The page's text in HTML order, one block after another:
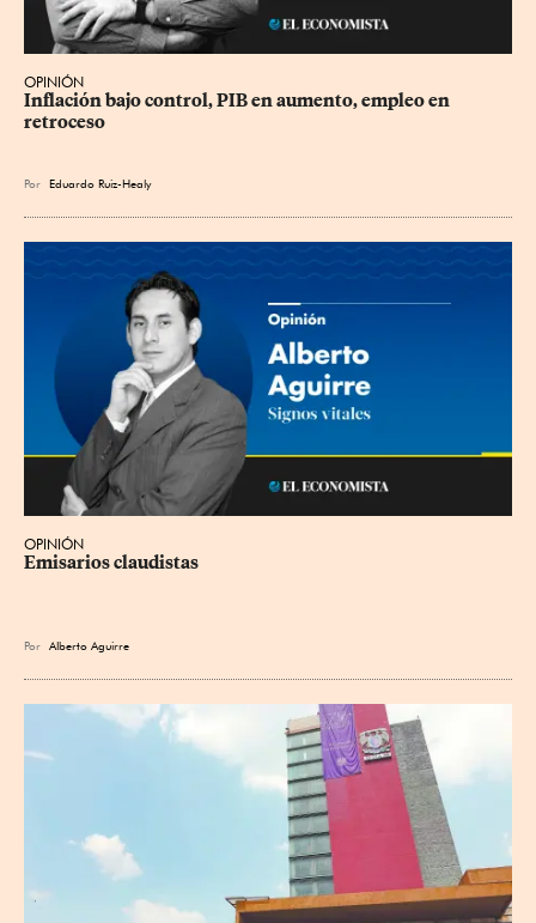
OPINIÓN
Inflación bajo control, PIB en aumento, empleo en
retroceso
Por Eduardo Ruiz-Healy
OPINIÓN
Emisarios claudistas
Por Alberto Aguirre